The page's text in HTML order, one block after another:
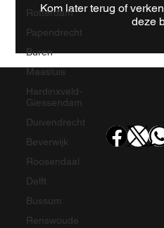
Rotterdam
Papendrecht
Buren
Maasluis
Hardinxveld-
Giessendam
Duivendrecht
Beverwijk
Roosendaal
Delft
Bussum
Renswoude
Kom later terug of
deze